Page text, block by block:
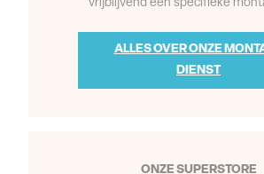
vrijblijvend een specifieke
ALLES OVER ONZE
DIENST
ONZE SUPERSTORE